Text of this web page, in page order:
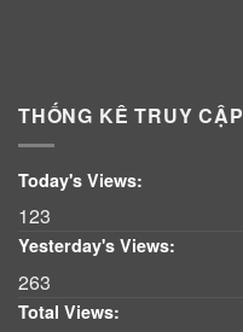
THỐNG KÊ TRUY CẬP
Today's Views:
123
Yesterday's Views:
263
Total Views: